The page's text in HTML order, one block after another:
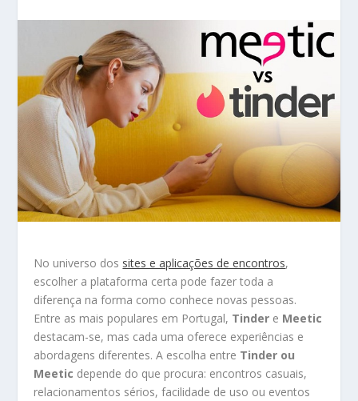
No universo dos sites e aplicações de encontros,
escolher a plataforma certa pode fazer toda a
diferença na forma como conhece novas pessoas.
Entre as mais populares em Portugal, Tinder e Meetic
destacam-se, mas cada uma oferece experiências e
abordagens diferentes. A escolha entre Tinder ou
Meetic depende do que procura: encontros casuais,
relacionamentos sérios, facilidade de uso ou eventos